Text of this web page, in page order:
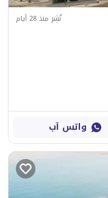
نُشِر منذ 28 أيام
واتس آب